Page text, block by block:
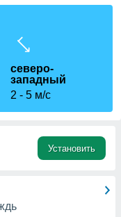
северо-
западный
2
5 м/с
Установить